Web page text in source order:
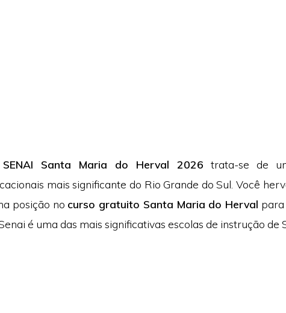
SENAI Santa Maria do Herval 2026 trata-se de
mais significante do Rio Grande do Sul. Você
posição no curso gratuito Santa Maria do Herval para
é uma das mais significativas escolas de instrução de